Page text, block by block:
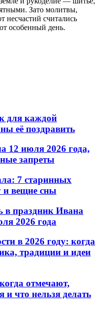
Зато молитвы,
несчастий считались
особенный день.
для каждой
её поздравить
12 июля 2026 года,
запреты
7 старинных
и вещие сны
в праздник Ивана
2026 года
в 2026 году: когда
традиции и идеи
отмечают,
что нельзя делать